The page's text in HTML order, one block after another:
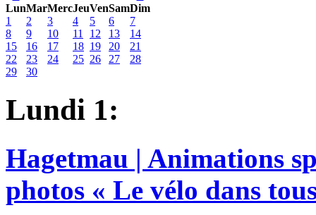
LunMarMercJeuVenSamDim
1
2 3 4 5 6
7
8
9 10 11 12 13
14
15
16 17 18 19 20
21
22
23 24 25 26 27
28
29
30
Lundi 1:
Hagetmau | Animations
photos « Le vélo dans